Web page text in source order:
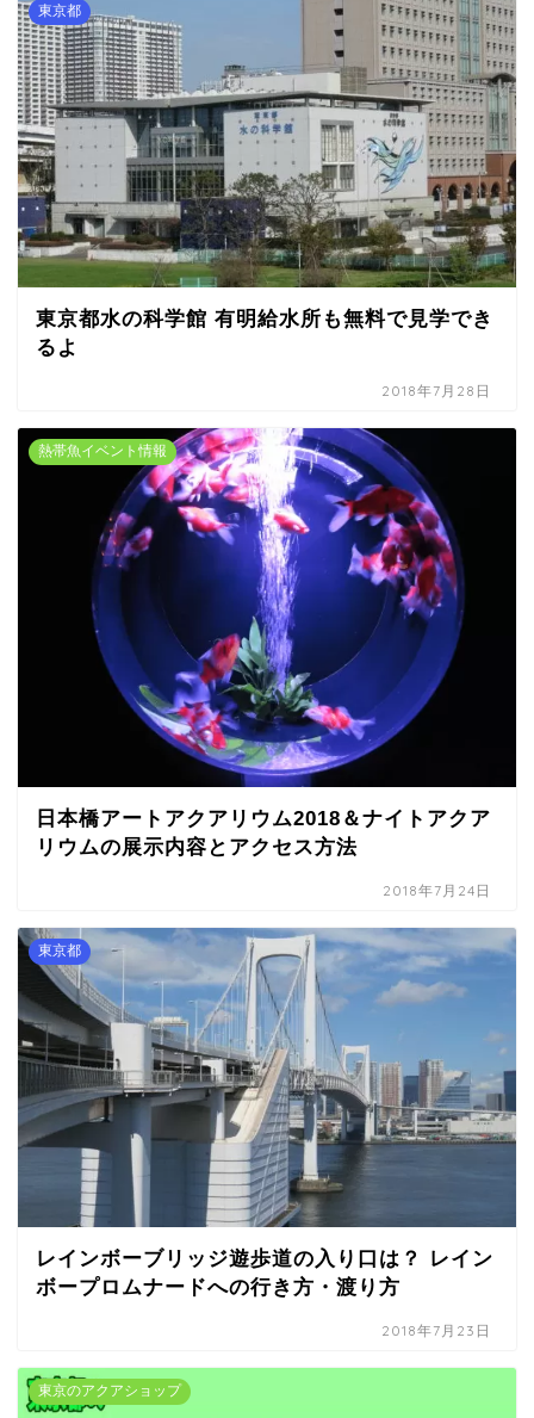
東京都
東京都水の科学館 有明給水所も無料で見学でき
るよ
2018年7月28日
熱帯魚イベント情報
日本橋アートアクアリウム2018＆ナイトアクア
リウムの展示内容とアクセス方法
2018年7月24日
東京都
レインボーブリッジ遊歩道の入り口は？ レイン
ボープロムナードへの行き方・渡り方
2018年7月23日
東京のアクアショップ